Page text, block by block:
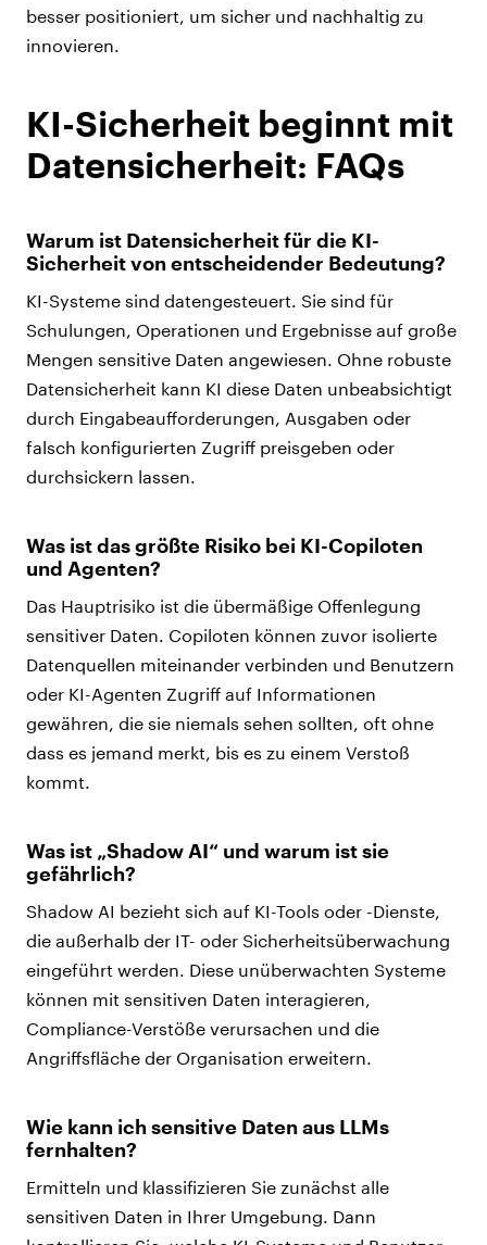
besser positioniert, um sicher und nachhaltig zu
innovieren.
KI-Sicherheit beginnt mit
Datensicherheit: FAQs
Warum ist Datensicherheit für die KI-
Sicherheit von entscheidender Bedeutung?
KI-Systeme sind datengesteuert. Sie sind für
Schulungen, Operationen und Ergebnisse auf große
Mengen sensitive Daten angewiesen. Ohne robuste
Datensicherheit kann KI diese Daten unbeabsichtigt
durch Eingabeaufforderungen, Ausgaben oder
falsch konfigurierten Zugriff preisgeben oder
durchsickern lassen.
Was ist das größte Risiko bei KI-Copiloten
und Agenten?
Das Hauptrisiko ist die übermäßige Offenlegung
sensitiver Daten. Copiloten können zuvor isolierte
Datenquellen miteinander verbinden und Benutzern
oder KI-Agenten Zugriff auf Informationen
gewähren, die sie niemals sehen sollten, oft ohne
dass es jemand merkt, bis es zu einem Verstoß
kommt.
Was ist „Shadow AI“ und warum ist sie
gefährlich?
Shadow AI bezieht sich auf KI-Tools oder -Dienste,
die außerhalb der IT- oder Sicherheitsüberwachung
eingeführt werden. Diese unüberwachten Systeme
können mit sensitiven Daten interagieren,
Compliance-Verstöße verursachen und die
Angriffsfläche der Organisation erweitern.
Wie kann ich sensitive Daten aus LLMs
fernhalten?
Ermitteln und klassifizieren Sie zunächst alle
sensitiven Daten in Ihrer Umgebung. Dann